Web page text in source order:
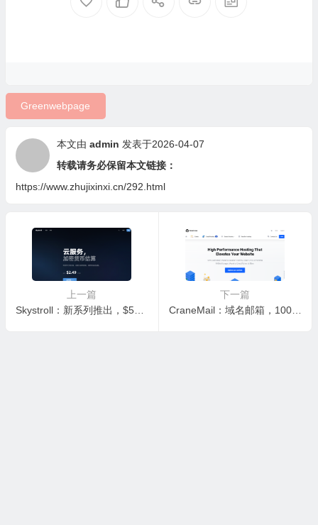
Greenwebpage
本文由 admin 发表于2026-04-07
转载请务必保留本文链接：
https://www.zhujixinxi.cn/292.html
上一篇
Skystroll：新系列推出，$59/月/16G内存/480GB SSD空间/50TB流量/1Gbps端口/KVM/日本东京
下一篇
CraneMail：域名邮箱，100GB空间，600 Sent Emails/hour per Domain，年付10美金